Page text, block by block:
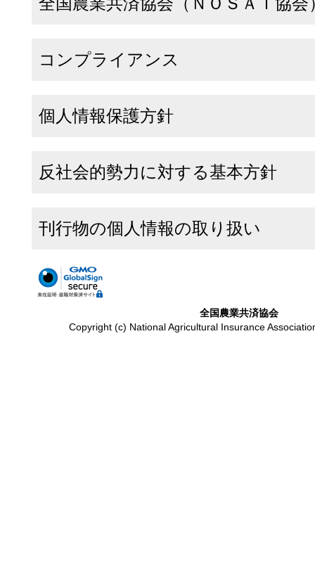
コンプライアンス
個人情報保護方針
反社会的勢力に対する基本方針
刊行物の個人情報の取り扱い
全国農業共済協会
Copyright (c) National Agricultural Insurance